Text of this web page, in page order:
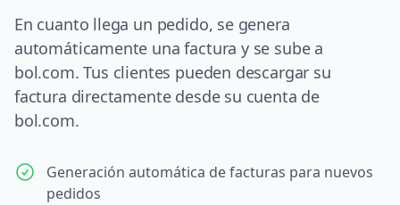
En cuanto llega un pedido, se genera
automáticamente una factura y se sube a
bol.com. Tus clientes pueden descargar su
factura directamente desde su cuenta de
bol.com.
Generación automática de facturas para nuevos
pedidos